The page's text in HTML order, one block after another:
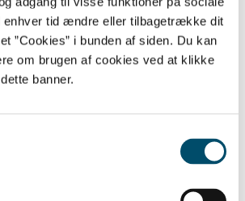
enhver tid ændre eller tilbagetrække dit
”Cookies” i bunden af siden. Du kan
om brugen af cookies ved at klikke
banner.
Bliv klogere på børn
liv på kanten
Kom til webinar om